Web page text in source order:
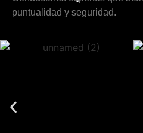
puntualidad y seguridad.